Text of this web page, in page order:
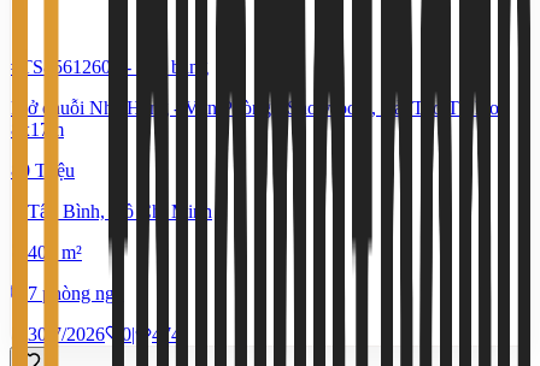
#TS85612609 -
Mặt bằng
Mở chuỗi Nhà Hàng - Văn Phòng - Showroom, Cải Tạo Tự Do -
8x17m
80 Triệu
Tân Bình, Hồ Chí Minh
400 m²
7 phòng ngủ
30/7/2026
0| 474